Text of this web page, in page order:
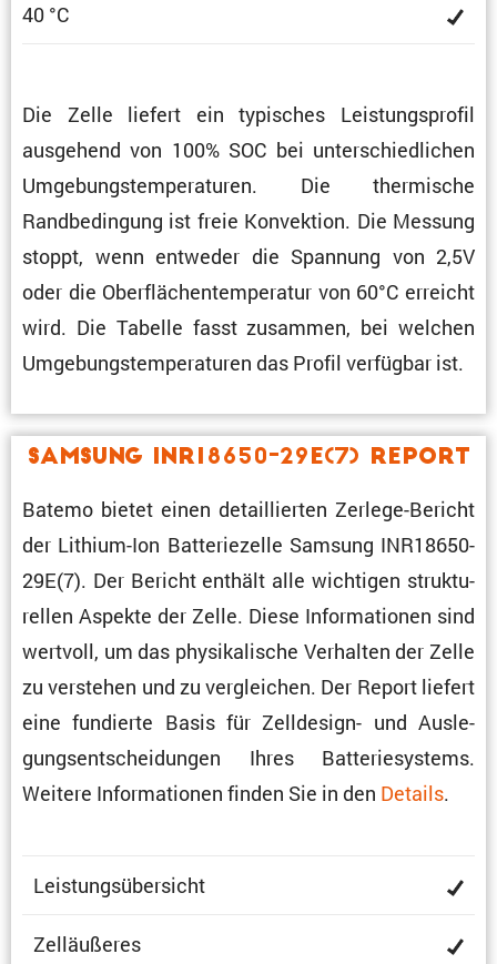
40 °C
Die Zelle liefert ein typisches Leistungs­profil
ausge­hend von 100% SOC bei unter­schied­li­chen
Umgebungs­tem­pe­ra­turen. Die thermi­sche
Randbe­din­gung ist freie Konvek­tion. Die Messung
stoppt, wenn entweder die Spannung von 2,5V
oder die Oberflä­chen­tem­pe­ratur von 60°C erreicht
wird. Die Tabelle fasst zusammen, bei welchen
Umgebungs­tem­pe­ra­turen das Profil verfügbar ist.
Samsung INR18650-29E(7) Report
Batemo bietet einen detail­lierten Zerlege-Bericht
der Lithium-Ion Batte­rie­zelle Samsung INR18650-
29E(7). Der Bericht enthält alle wichtigen struk­tu­
rellen Aspekte der Zelle. Diese Infor­ma­tionen sind
wertvoll, um das physi­ka­li­sche Verhalten der Zelle
zu verstehen und zu verglei­chen. Der Report liefert
eine fundierte Basis für Zellde­sign- und Ausle­
gungs­ent­schei­dungen Ihres Batte­rie­sys­tems.
Weitere Infor­ma­tionen finden Sie in den Details.
Leistungs­über­sicht
Zelläu­ßeres